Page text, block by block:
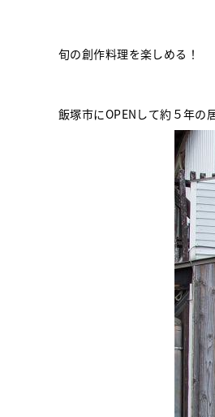
旬の創作料理を楽しめる！
飯塚市にOPENして約５年の